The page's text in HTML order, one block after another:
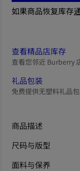
如果商品恢复库存
查看精品店库存
查看您邻近 Burberry
礼品包装
免费提供无塑料礼品
商品描述
尺码与版型
面料与保养